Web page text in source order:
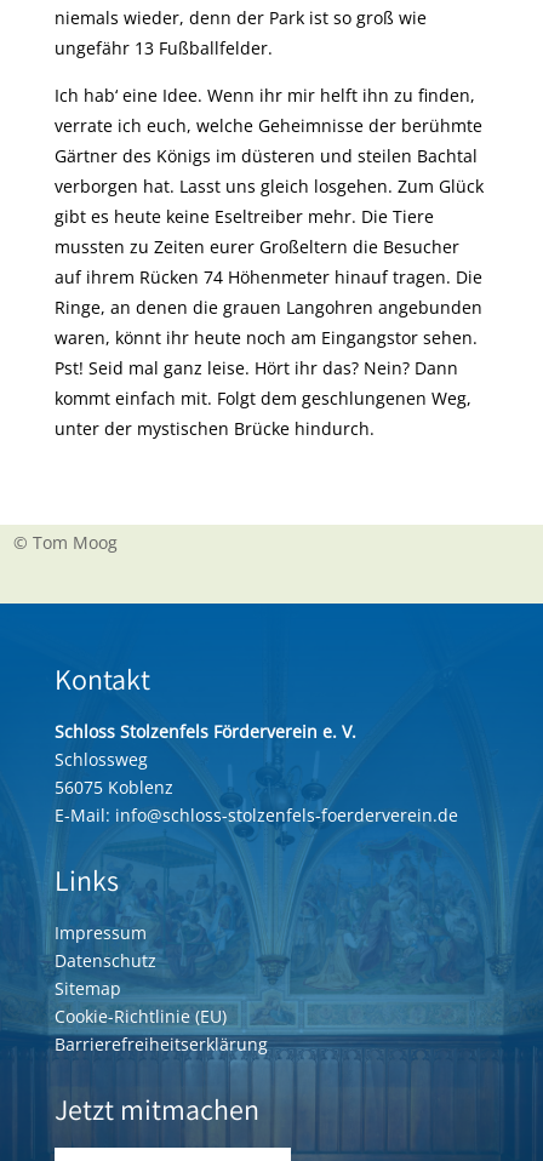
niemals wieder, denn der Park ist so groß wie
ungefähr 13 Fußballfelder.
Ich hab‘ eine Idee. Wenn ihr mir helft ihn zu finden,
verrate ich euch, welche Geheimnisse der berühmte
Gärtner des Königs im düsteren und steilen Bachtal
verborgen hat. Lasst uns gleich losgehen. Zum Glück
gibt es heute keine Eseltreiber mehr. Die Tiere
mussten zu Zeiten eurer Großeltern die Besucher
auf ihrem Rücken 74 Höhenmeter hinauf tragen. Die
Ringe, an denen die grauen Langohren angebunden
waren, könnt ihr heute noch am Eingangstor sehen.
Pst! Seid mal ganz leise. Hört ihr das? Nein? Dann
kommt einfach mit. Folgt dem geschlungenen Weg,
unter der mystischen Brücke hindurch.
© Tom Moog
Kontakt
Schloss Stolzenfels Förderverein e. V.
Schlossweg
56075 Koblenz
E-Mail: info@schloss-stolzenfels-foerderverein.de
Links
Impressum
Datenschutz
Sitemap
Cookie-Richtlinie (EU)
Barrierefreiheitserklärung
Jetzt mitmachen